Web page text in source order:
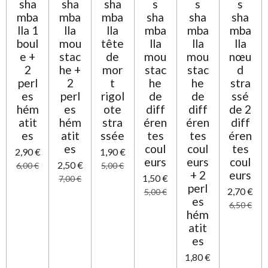
sha
mba
lla 1
boul
e +
2
perl
es
hém
atit
es
2,90 €
6,00 €
sha
mba
lla
mou
stac
he +
2
perl
es
hém
atit
es
2,50 €
7,00 €
sha
mba
lla
tête
de
mor
t
rigol
ote
stra
ssée
1,90 €
5,00 €
s
sha
mba
lla
mou
stac
he
de
diff
éren
tes
coul
eurs
1,50 €
5,00 €
s
sha
mba
lla
mou
stac
he
de
diff
éren
tes
coul
eurs
+ 2
perl
es
hém
atit
es
1,80 €
s
sha
mba
lla
nœu
d
stra
ssé
de 2
diff
éren
tes
coul
eurs
2,70 €
6,50 €